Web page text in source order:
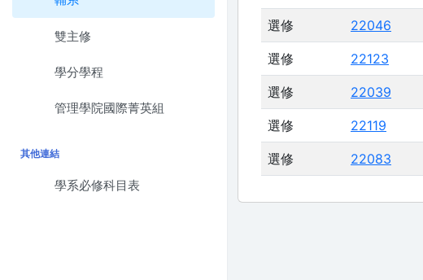
雙主修
學分學程
管理學院國際菁英組
其他連結
學系必修科目表
選修 22046
選修 22123
選修 22039
選修 22119
選修 22083